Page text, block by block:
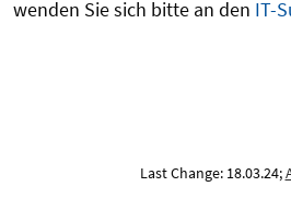
wenden Sie sich bitte an den IT-
Last Change: 18.03.24;